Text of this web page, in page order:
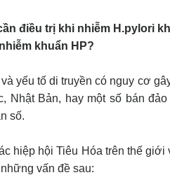
điều trị khi nhiễm H.pylori
khuẩn HP?
yếu tố di truyền có nguy cơ
Nhật Bản, hay một số bán
số.
hiệp hội Tiêu Hóa trên thế giới
vấn đề sau: